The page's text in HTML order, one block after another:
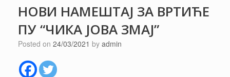
НОВИ НАМЕШТАЈ ЗА ВРТИЋЕ
ПУ “ЧИКА ЈОВА ЗМАЈ”
Posted on 24/03/2021 by admin